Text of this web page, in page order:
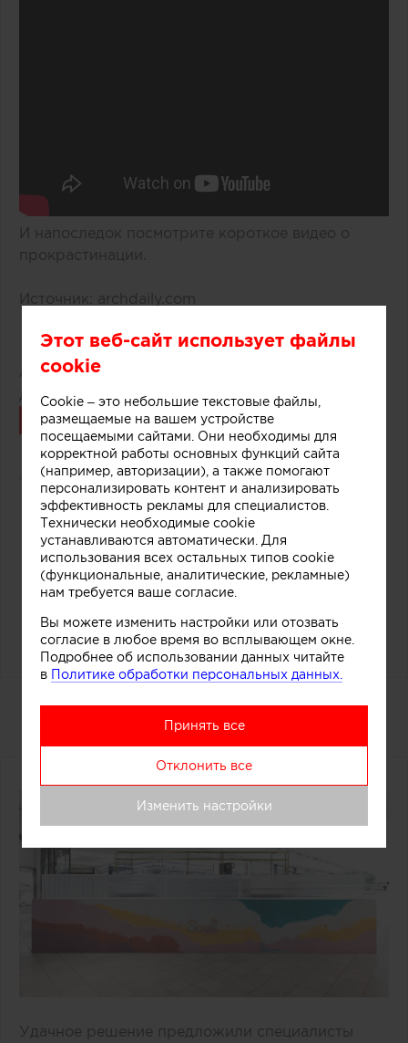
И напоследок посмотрите короткое видео о
прокрастинации.
Источник: archdaily.com
Автор:Редакция Archiprofi
Дата публикации: 26.05.2017
Связаться
3523 0
21
Дизайнерский прилавок в
магазине мороженого
Удачное решение предложили специалисты
Этот веб-сайт использует файлы
cookie
Cookie – это небольшие текстовые файлы,
размещаемые на вашем устройстве
посещаемыми сайтами. Они необходимы для
корректной работы основных функций сайта
(например, авторизации), а также помогают
персонализировать контент и анализировать
эффективность рекламы для специалистов.
Технически необходимые cookie
устанавливаются автоматически. Для
использования всех остальных типов cookie
(функциональные, аналитические, рекламные)
нам требуется ваше согласие.
Вы можете изменить настройки или отозвать
согласие в любое время во всплывающем окне.
Подробнее об использовании данных читайте
в Политике обработки персональных данных.
Принять все
Отклонить все
Изменить настройки